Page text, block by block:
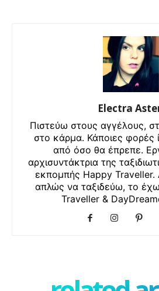
Electra
Πιστεύω στους αγγέλους,
στο κάρμα. Κάποιες
από όσο θα έπρεπε.
αρχισυντάκτρια της
εκπομπής Happy Traveller.
απλώς να ταξιδεύω, το
Traveller &